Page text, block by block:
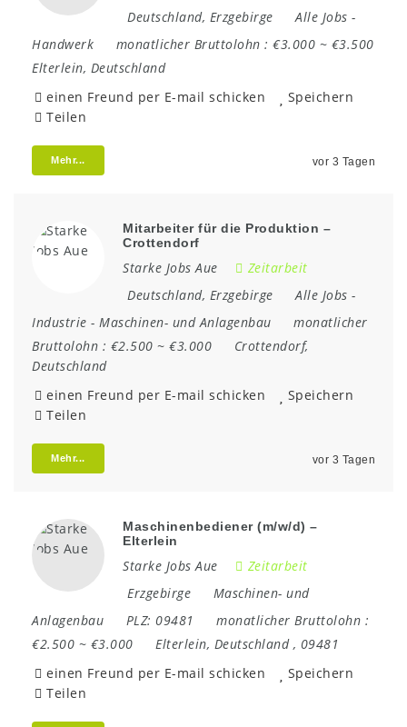
Deutschland, Erzgebirge Alle Jobs -
Handwerk
monatlicher Bruttolohn : €3.000 ~ €3.500
Elterlein, Deutschland
einen Freund per E-mail schicken
Speichern
Teilen
Mehr... vor 3 Tagen
Mitarbeiter für die Produktion –
Crottendorf
Starke Jobs Aue
Zeitarbeit
Deutschland, Erzgebirge Alle Jobs -
Industrie - Maschinen- und Anlagenbau
monatlicher
Bruttolohn : €2.500 ~ €3.000 Crottendorf,
Deutschland
einen Freund per E-mail schicken
Speichern
Teilen
Mehr... vor 3 Tagen
Maschinenbediener (m/w/d) –
Elterlein
Starke Jobs Aue
Zeitarbeit
Erzgebirge
Maschinen- und
Anlagenbau
PLZ: 09481
monatlicher Bruttolohn :
€2.500 ~ €3.000
Elterlein, Deutschland, 09481
einen Freund per E-mail schicken
Speichern
Teilen